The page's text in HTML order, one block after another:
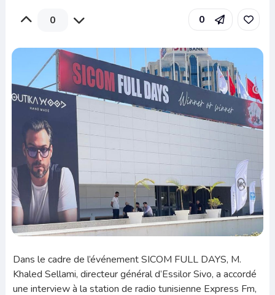
0 0
Dans le cadre de l’événement SICOM FULL DAYS, M.
Khaled Sellami, directeur général d’Essilor Sivo, a accordé
une interview à la station de radio tunisienne Express Fm,